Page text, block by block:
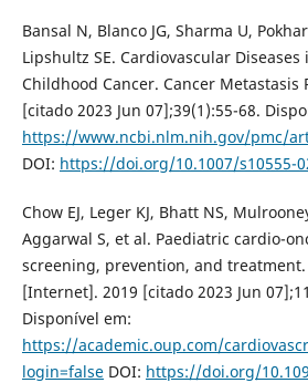
Bansal N, Blanco JG, Sharma U,
Lipshultz SE. Cardiovascular
Childhood Cancer. Cancer Metastasis
[citado 2023 Jun 07];39(1):55-68.
https://www.ncbi.nlm.nih.gov/pmc/
DOI: https://doi.org/10.1007/s10555-
Chow EJ, Leger KJ, Bhatt NS,
Aggarwal S, et al. Paediatric cardio-
screening, prevention, and treatment.
[Internet]. 2019 [citado 2023 Jun
Disponível em:
https://academic.oup.com/
login=falseDOI: https://doi.org/